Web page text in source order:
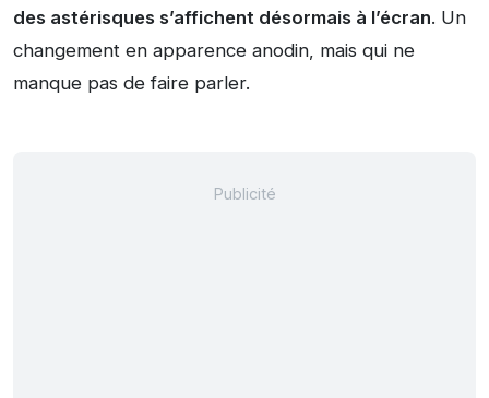
des astérisques s’affichent désormais à l’écran. Un
changement en apparence anodin, mais qui ne
manque pas de faire parler.